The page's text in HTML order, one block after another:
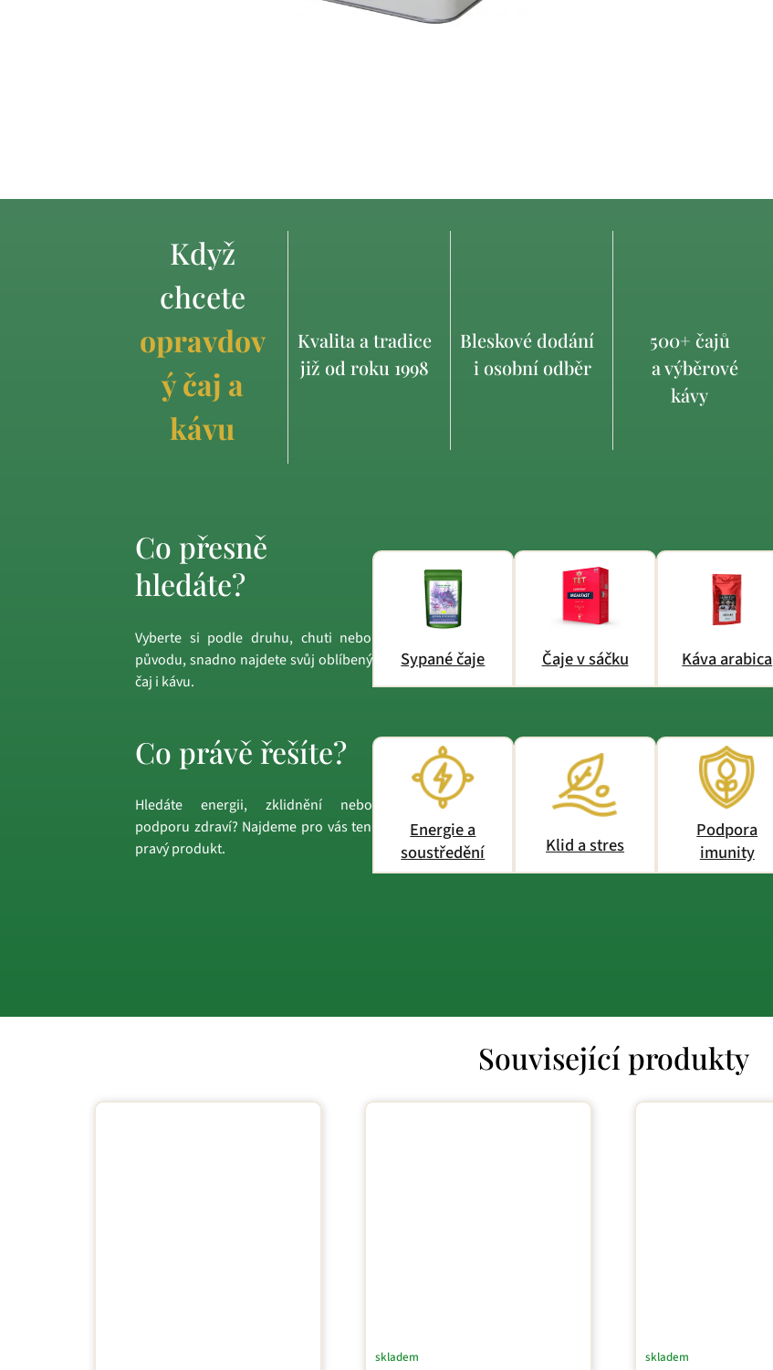
Když
chcete
opravdov
ý čaj a
kávu
Kvalita a tradice
již od roku 1998
Bleskové dodání
i osobní odběr
500+ čajů
a výběrové
kávy
Co přesně
hledáte?
Vyberte si podle druhu, chuti nebo
původu, snadno najdete svůj oblíbený
čaj i kávu.
Sypané čaje Čaje v sáčku Káva arabica
Co právě řešíte?
Hledáte energii, zklidnění nebo
podporu zdraví? Najdeme pro vás ten
pravý produkt.
Energie a
soustředění
Klid a stres
Podpora
imunity
Související produkty
skladem skladem